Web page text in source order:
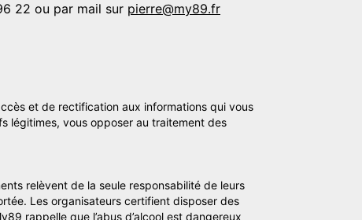
22 ou par mail sur pierre@my89.fr
et de rectification aux informations qui vous
légitimes, vous opposer au traitement des
relèvent de la seule responsabilité de leurs
Les organisateurs certifient disposer des
rappelle que l’abus d’alcool est dangereux